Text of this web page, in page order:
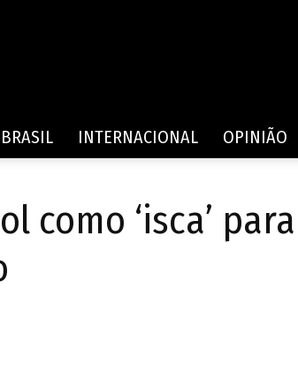
BRASIL INTERNACIONAL OPINIÃO
como ‘isca’